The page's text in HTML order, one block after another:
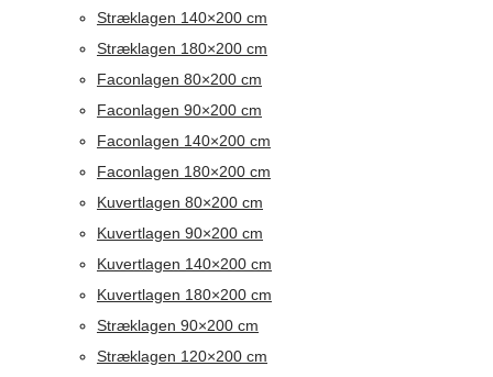
Stræklagen 140×200 cm
Stræklagen 180×200 cm
Faconlagen 80×200 cm
Faconlagen 90×200 cm
Faconlagen 140×200 cm
Faconlagen 180×200 cm
Kuvertlagen 80×200 cm
Kuvertlagen 90×200 cm
Kuvertlagen 140×200 cm
Kuvertlagen 180×200 cm
Stræklagen 90×200 cm
Stræklagen 120×200 cm